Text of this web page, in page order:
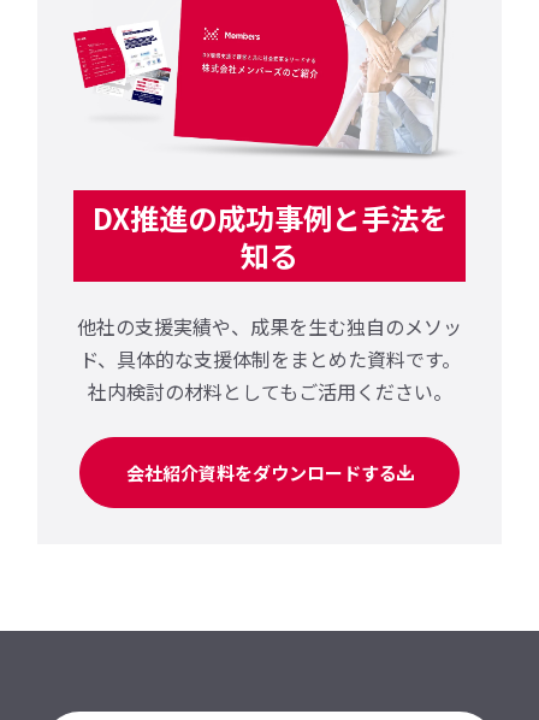
DX推進の成功事例と手法を
知る
他社の支援実績や、成果を生む独自のメソッ
ド、 具体的な支援体制をまとめた資料です。
社内検討の材料としてもご活用ください。
会社紹介資料をダウンロードする